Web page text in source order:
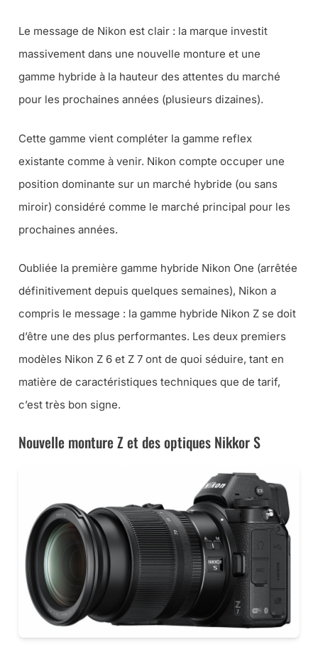
Le message de Nikon est clair : la marque investit
massivement dans une nouvelle monture et une
gamme hybride à la hauteur des attentes du marché
pour les prochaines années (plusieurs dizaines).
Cette gamme vient compléter la gamme reflex
existante comme à venir. Nikon compte occuper une
position dominante sur un marché hybride (ou sans
miroir) considéré comme le marché principal pour les
prochaines années.
Oubliée la première gamme hybride Nikon One (arrêtée
définitivement depuis quelques semaines), Nikon a
compris le message : la gamme hybride Nikon Z se doit
d’être une des plus performantes. Les deux premiers
modèles Nikon Z 6 et Z 7 ont de quoi séduire, tant en
matière de caractéristiques techniques que de tarif,
c’est très bon signe.
Nouvelle monture Z et des optiques Nikkor S